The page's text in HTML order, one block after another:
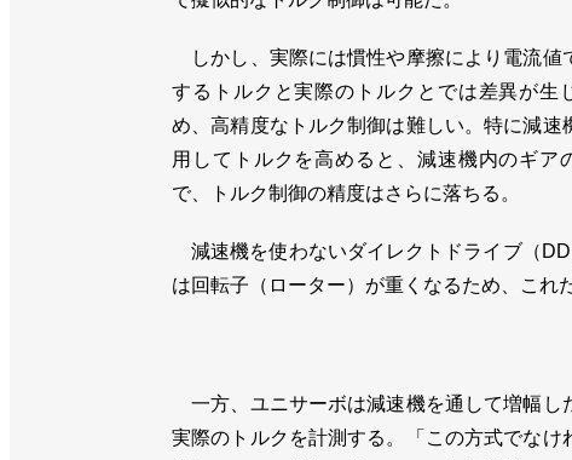
しかし、実際には慣性や摩擦により電流値
するトルクと実際のトルクとでは差異が生
め、高精度なトルク制御は難しい。特に減速
用してトルクを高めると、減速機内のギア
で、トルク制御の精度はさらに落ちる。
減速機を使わないダイレクトドライブ（
は回転子（ローター）が重くなるため、これ
一方、ユニサーボは減速機を通して増幅し
実際のトルクを計測する。「この方式でなけ